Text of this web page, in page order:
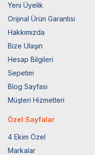
Yeni Üyelik
Orijinal Ürün Garantisi
Hakkımızda
Bize Ulaşın
Hesap Bilgileri
Sepetim
Blog Sayfası
Müşteri Hizmetleri
Özel Sayfalar
4 Ekim Özel
Markalar